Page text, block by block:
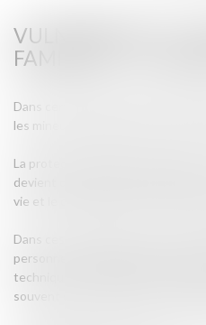
VULNÉRABILITÉ –
FAMILIALE –
Dans certaines situations, des
les mineurs exigent une décision
La protection juridique des
devient de plus en plus
vie et le développement de
Dans ces situations de grande
personne à protéger se trouvent
technique et complexe alors que
souvent des solutions plus